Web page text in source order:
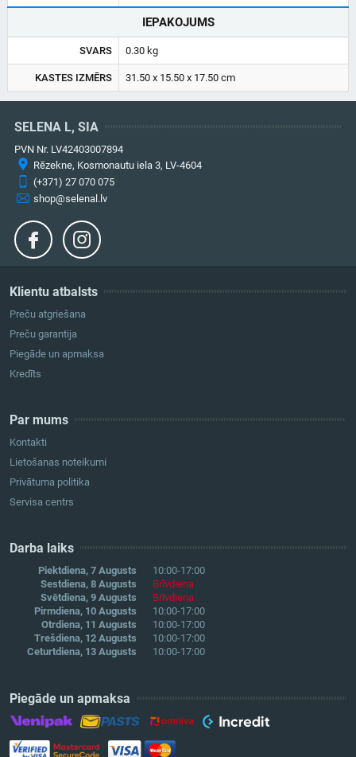
IEPAKOJUMS
SVARS 0.30 kg
KASTES IZMĒRS 31.50 x 15.50 x 17.50 cm
Klientu atbalsts
Preču atgriešana
Preču garantija
Piegāde un apmaksa
Kredīts
Par mums
Kontakti
Lietošanas noteikumi
Privātuma politika
Servisa centrs
Darba laiks
Piektdiena, 7 Augusts
10:00-17:00
Sestdiena, 8 Augusts
Brīvdiena
Svētdiena, 9 Augusts
Brīvdiena
Pirmdiena, 10 Augusts
10:00-17:00
Otrdiena, 11 Augusts
10:00-17:00
Trešdiena, 12 Augusts
10:00-17:00
Ceturtdiena, 13 Augusts
10:00-17:00
Piegāde un apmaksa
SELENA L, SIA
PVN Nr. LV42403007894
Rēzekne, Kosmonautu iela 3, LV-4604
(+371) 27 070 075
shop@selenal.lv